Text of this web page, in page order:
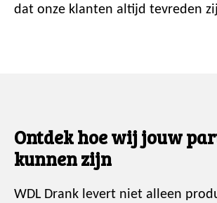
dat onze klanten altijd tevreden
Ontdek hoe wij jouw
kunnen zijn
WDL Drank levert niet alleen